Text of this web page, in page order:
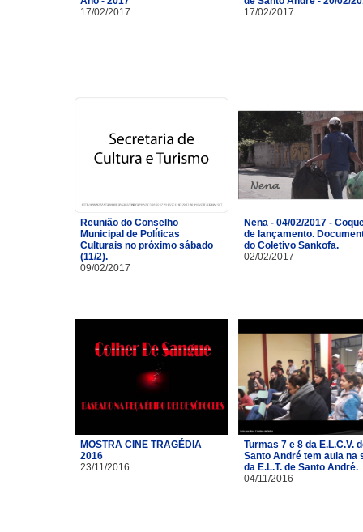
17/02/2017
17/02/2017
Reunião do Conselho
Municipal de Políticas
Culturais no próximo sábado
(11/2).
09/02/2017
Nena - 04/02/2017 -
de lançamento.
do Coletivo Sankofa.
02/02/2017
MOSTRA CINE TRAGÉDIA
2016
23/11/2016
Turmas 7 e 8 da E.L.C.V.
Santo André tem aula na
da E.L.T. de Santo André.
04/11/2016